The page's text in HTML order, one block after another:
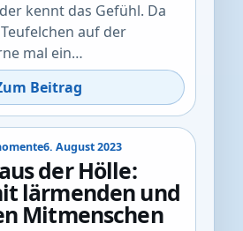
kennt das Gefühl. Da
auf der
mal ein…
Beitrag
6. August 2023
der Hölle:
lärmenden und
Mitmenschen